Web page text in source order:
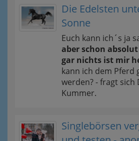
Die Edelsten
Sonne
Euch kann ich´s ja
aber schon
gar nichts ist mir
kann ich dem Pferd
werden? - fragt sich
Kummer.
Singlebörsen